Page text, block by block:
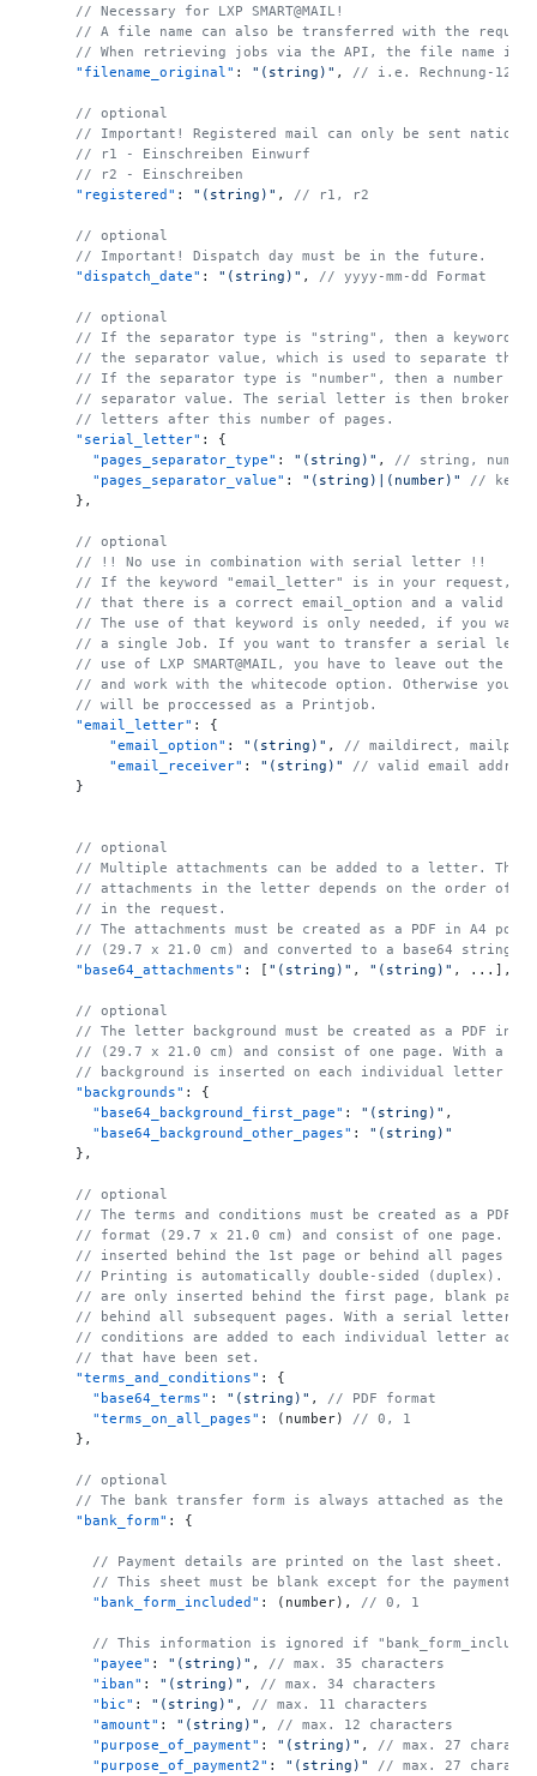
// Necessary for LXP SMART@MAIL!
// A file name can also be transferred with the
// When retrieving jobs via the API, the file name is
"filename_original" : "(string)" , // i.e. Rechnung-
// optional
// Important! Registered mail can only be sent
// r1 - Einschreiben Einwurf
// r2 - Einschreiben
"registered" : "(string)" , // r1, r2
// optional
// Important! Dispatch day must be in the future.
"dispatch_date" : "(string)" , // yyyy-mm-dd Format
// optional
// If the separator type is "string", then a keyword is
// the separator value, which is used to separate
// If the separator type is "number", then a number is
// separator value. The serial letter is then broken
// letters after this number of pages.
"serial_letter" :
{
"pages_separator_type" : "(string)" ,
// string, number
"pages_separator_value" : "(string)|(number)"
//
} ,
// optional
// !! No use in combination with serial letter !!
// If the keyword "email_letter" is in your request,
// that there is a correct email_option and a valid
// The use of that keyword is only needed, if you
// a single Job. If you want to transfer a serial
// use of LXP SMART@MAIL, you have to leave out the
// and work with the whitecode option. Otherwise your
// will be proccessed as a Printjob.
"email_letter" :
{
"email_option" : "(string)" ,
// maildirect,
"email_receiver" : "(string)"
// valid email address
}
// optional
// Multiple attachments can be added to a letter. The
// attachments in the letter depends on the order of
// in the request.
// The attachments must be created as a PDF in A4
// (29.7 x 21.0 cm) and converted to a base64 string.
"base64_attachments" : [ "(string)" , "(string)" , ... ] ,
// optional
// The letter background must be created as a PDF in
// (29.7 x 21.0 cm) and consist of one page. With a
// background is inserted on each individual letter
"backgrounds" :
{
"base64_background_first_page" : "(string)" ,
"base64_background_other_pages" :
"(string)"
} ,
// optional
// The terms and conditions must be created as a PDF
// format (29.7 x 21.0 cm) and consist of one page.
// inserted behind the 1st page or behind all pages
// Printing is automatically double-sided (duplex). If
// are only inserted behind the first page, blank
// behind all subsequent pages. With a serial letter,
// conditions are added to each individual letter
// that have been set.
"terms_and_conditions" :
{
"base64_terms" : "(string)" ,
// PDF format
"terms_on_all_pages" : (number) // 0, 1
} ,
// optional
// The bank transfer form is always attached as the
"bank_form" : {
// Payment details are printed on the last sheet.
// This sheet must be blank except for the payment
"bank_form_included" : (number) , // 0, 1
// This information is ignored if
"payee" : "(string)" ,
// max. 35 characters
"iban" : "(string)" ,
// max. 34 characters
"bic" : "(string)" ,
// max. 11 characters
"amount" : "(string)" ,
// max. 12 characters
"purpose_of_payment" : "(string)" ,
// max. 27
"purpose_of_payment2" : "(string)"
// max. 27